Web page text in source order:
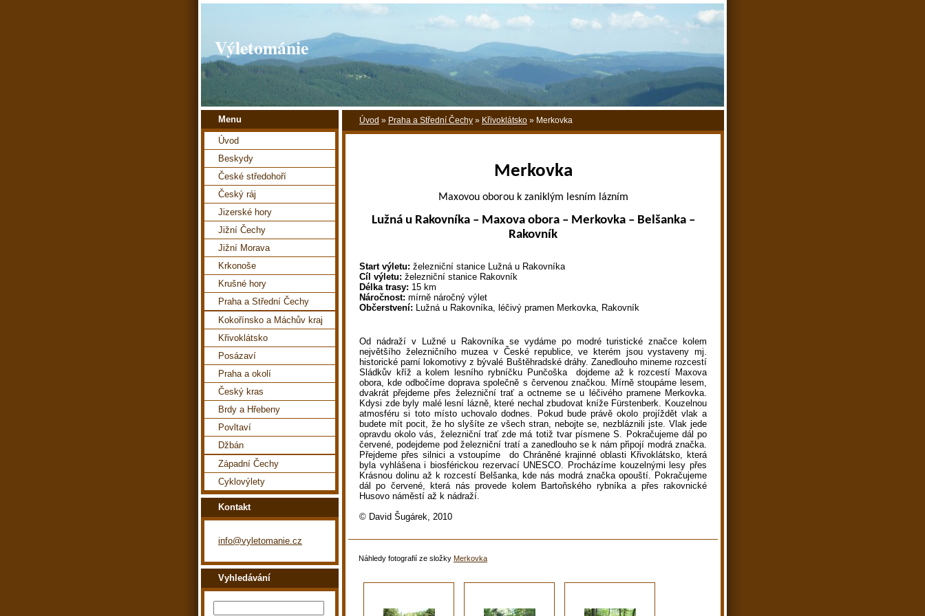
Výletománie
Úvod » Praha a Střední Čechy » Křivoklátsko » Merkovka
Merkovka
Maxovou oborou k zaniklým lesním lázním
Lužná u Rakovníka – Maxova obora – Merkovka – Belšanka –
Rakovník
Start výletu: železniční stanice Lužná u Rakovníka
Cíl výletu: železniční stanice Rakovník
Délka trasy: 15 km
Náročnost: mírně náročný výlet
Občerstvení:
Lužná u Rakovníka, léčivý pramen Merkovka, Rakovník
Od nádraží v Lužné u Rakovníka se vydáme po modré turistické značce kolem
největšího železničního muzea v České republice, ve kterém jsou vystaveny mj.
historické parní lokomotivy z bývalé Buštěhradské dráhy. Zanedlouho mineme rozcestí
Sládkův kříž a kolem lesního rybníčku Punčoška
dojdeme až k rozcestí Maxova
obora, kde odbočíme doprava společně s červenou značkou. Mírně stoupáme lesem,
dvakrát přejdeme přes železniční trať a octneme se u léčivého pramene Merkovka.
Kdysi zde byly malé lesní lázně, které nechal zbudovat kníže Fürstenberk. Kouzelnou
atmosféru si toto místo uchovalo dodnes. Pokud bude právě okolo projíždět vlak a
budete mít pocit, že ho slyšíte ze všech stran, nebojte se, nezbláznili jste. Vlak jede
opravdu okolo vás, železniční trať zde má totiž tvar písmene S. Pokračujeme dál po
červené, podejdeme pod železniční tratí a zanedlouho se k nám připojí modrá značka.
Přejdeme přes silnici a vstoupíme
do Chráněné krajinné oblasti Křivoklátsko, která
byla vyhlášena i biosférickou rezervací UNESCO. Procházíme kouzelnými lesy přes
Krásnou dolinu až k rozcestí Belšanka, kde nás modrá značka opouští. Pokračujeme
dál po červené, která nás provede kolem Bartoňského rybníka a přes rakovnické
Husovo náměstí až k nádraží.
© David Šugárek, 2010
Náhledy fotografií ze složky Merkovka
Menu
Úvod
Beskydy
České středohoří
Český ráj
Jizerské hory
Jižní Čechy
Jižní Morava
Krkonoše
Krušné hory
Praha a Střední Čechy
Kokořínsko a Máchův kraj
Křivoklátsko
Posázaví
Praha a okolí
Český kras
Brdy a Hřebeny
Povltaví
Džbán
Západní Čechy
Cyklovýlety
Kontakt
info@vyletomanie.cz
Vyhledávání